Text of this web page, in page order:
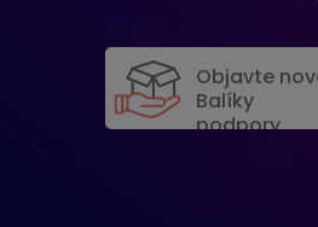
Objavte
Balíky
podpory